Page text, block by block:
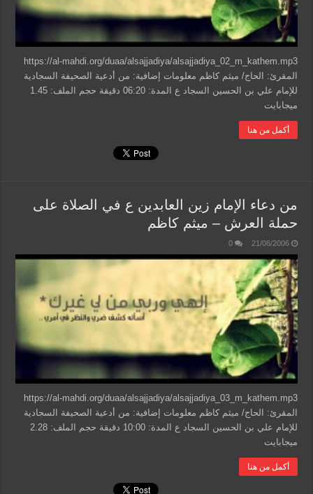
https://al-mahdi.org/duaa/alsajjadiya/alsajjadiya_02_m_kathem.mp3
المقرئ: الحاج/ ميثم كاظم معلومات إضافية: من أدعية الصحيفة السجادية
للإمام علي بن الحسين السجاد ع المدة: 06:20 دقيقة حجم الملف: 1.45
ميجابايت
أكمل من هنا
من دعاء الإمام زين العابدين ع في الصلاة على
حملة العرش – ميثم كاظم
21/06/2006
0
https://al-mahdi.org/duaa/alsajjadiya/alsajjadiya_03_m_kathem.mp3
المقرئ: الحاج/ ميثم كاظم معلومات إضافية: من أدعية الصحيفة السجادية
للإمام علي بن الحسين السجاد ع المدة: 10:00 دقيقة حجم الملف: 2.28
ميجابايت
أكمل من هنا